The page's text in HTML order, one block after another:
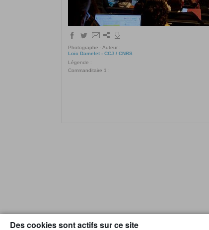
Photographe - Auteur :
Loïc Damelet - CCJ / CNRS
Légende :
Commanditaire 1 :
Des cookies sont actifs sur ce site